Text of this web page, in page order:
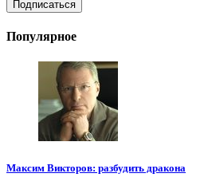
Популярное
Максим Викторов: разбудить дракона